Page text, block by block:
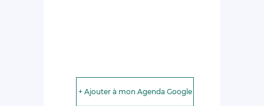
+ Ajouter à mon Agenda Google